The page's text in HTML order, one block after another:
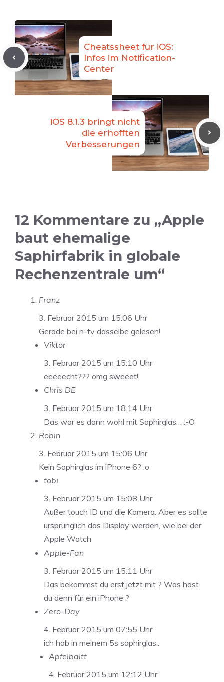
Cheatssheet für iOS:
Infos im Notification-
Center
iOS 8.1.3 bringt nicht
die erhofften
Verbesserungen
12 Kommentare zu „Apple
baut ehemalige
Saphirfabrik in globale
Rechenzentrale um“
Franz
3. Februar 2015 um 15:06 Uhr
Gerade bei n-tv dasselbe gelesen!
Viktor
3. Februar 2015 um 15:10 Uhr
eeeeecht??? omg sweeet!
Chris DE
3. Februar 2015 um 18:14 Uhr
Das war es dann wohl mit Saphirglas… :-O
Robin
3. Februar 2015 um 15:06 Uhr
Kein Saphirglas im iPhone 6? :o
tobi
3. Februar 2015 um 15:08 Uhr
Außer touch ID und die Kamera. Aber es sollte
ursprünglich das Display werden, wie bei der
Apple Watch
Apple-Fan
3. Februar 2015 um 15:11 Uhr
Das bekommst du erst jetzt mit ? Was hast
du denn für ein iPhone ?
Zero-Day
4. Februar 2015 um 07:55 Uhr
ich hab in meinem 5s saphirglas..
Apfelbaltt
4. Februar 2015 um 12:12 Uhr